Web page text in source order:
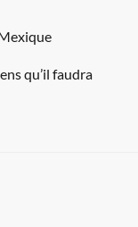
qu’il faudra